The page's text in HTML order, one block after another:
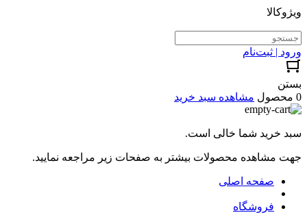
ویژوکالا
ورود | ثبت‌نام
بستن
0 محصول
مشاهده سبد خرید
سبد خرید شما خالی است.
جهت مشاهده محصولات بیشتر به صفحات زیر مراجعه نمایید.
صفحه اصلی
فروشگاه